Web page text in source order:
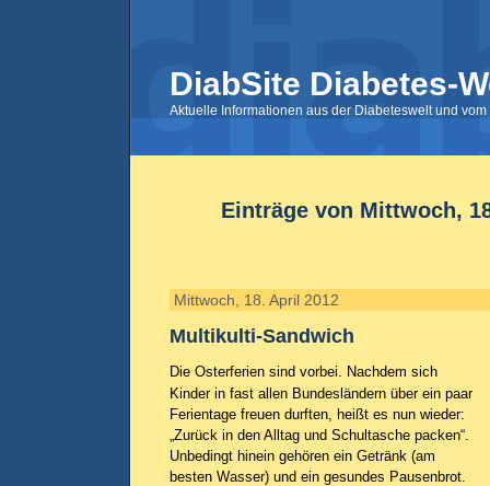
DiabSite Diabetes-
Aktuelle Informationen aus der Diabeteswelt und
Einträge von Mittwoch,
Mittwoch, 18. April 2012
Multikulti-Sandwich
Die Osterferien sind vorbei. Nachdem sich
Kinder in fast allen Bundesländern über ein paar
Ferientage freuen durften, heißt es nun wieder:
„Zurück in den Alltag und Schultasche packen“.
Unbedingt hinein gehören ein Getränk (am
besten Wasser) und ein gesundes Pausenbrot.